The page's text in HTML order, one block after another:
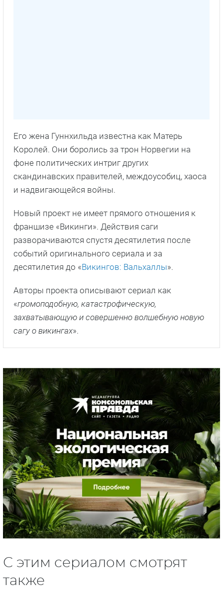
Его жена Гуннхильда известна как Матерь
Королей. Они боролись за трон Норвегии на
фоне политических интриг других
скандинавских правителей, междоусобиц, хаоса
и надвигающейся войны.
Новый проект не имеет прямого отношения к
франшизе «Викинги». Действия саги
разворачиваются спустя десятилетия после
событий оригинального сериала и за
десятилетия до «Викингов: Вальхаллы».
Авторы проекта описывают сериал как
«громоподобную, катастрофическую,
захватывающую и совершенно волшебную новую
сагу о викингах».
С этим сериалом смотрят
также